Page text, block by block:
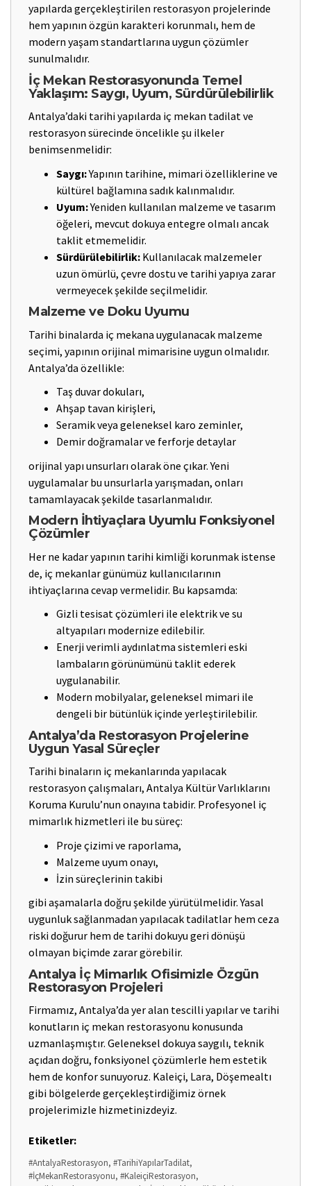
yapılarda gerçekleştirilen restorasyon projelerinde
hem yapının özgün karakteri korunmalı, hem de
modern yaşam standartlarına uygun çözümler
sunulmalıdır.
İç Mekan Restorasyonunda Temel
Yaklaşım: Saygı, Uyum, Sürdürülebilirlik
Antalya’daki tarihi yapılarda iç mekan tadilat ve
restorasyon sürecinde öncelikle şu ilkeler
benimsenmelidir:
Saygı:Yapının tarihine, mimari özelliklerine ve
kültürel bağlamına sadık kalınmalıdır.
Uyum:Yeniden kullanılan malzeme ve tasarım
öğeleri, mevcut dokuya entegre olmalı ancak
taklit etmemelidir.
Sürdürülebilirlik: Kullanılacak malzemeler
uzun ömürlü, çevre dostu ve tarihi yapıya zarar
vermeyecek şekilde seçilmelidir.
Malzeme ve Doku Uyumu
Tarihi binalarda iç mekana uygulanacak malzeme
seçimi, yapının orijinal mimarisine uygun olmalıdır.
Antalya’da özellikle:
Taş duvar dokuları,
Ahşap tavan kirişleri,
Seramik veya geleneksel karo zeminler,
Demir doğramalar ve ferforje detaylar
orijinal yapı unsurları olarak öne çıkar. Yeni
uygulamalar bu unsurlarla yarışmadan, onları
tamamlayacak şekilde tasarlanmalıdır.
Modern İhtiyaçlara Uyumlu Fonksiyonel
Çözümler
Her ne kadar yapının tarihi kimliği korunmak istense
de, iç mekanlar günümüz kullanıcılarının
ihtiyaçlarına cevap vermelidir. Bu kapsamda:
Gizli tesisat çözümleri ile elektrik ve su
altyapıları modernize edilebilir.
Enerji verimli aydınlatma sistemleri eski
lambaların görünümünü taklit ederek
uygulanabilir.
Modern mobilyalar, geleneksel mimari ile
dengeli bir bütünlük içinde yerleştirilebilir.
Antalya’da Restorasyon Projelerine
Uygun Yasal Süreçler
Tarihi binaların iç mekanlarında yapılacak
restorasyon çalışmaları, Antalya Kültür Varlıklarını
Koruma Kurulu’nun onayına tabidir. Profesyonel iç
mimarlık hizmetleri ile bu süreç:
Proje çizimi ve raporlama,
Malzeme uyum onayı,
İzin süreçlerinin takibi
gibi aşamalarla doğru şekilde yürütülmelidir. Yasal
uygunluk sağlanmadan yapılacak tadilatlar hem ceza
riski doğurur hem de tarihi dokuyu geri dönüşü
olmayan biçimde zarar görebilir.
Antalya İç Mimarlık Ofisimizle Özgün
Restorasyon Projeleri
Firmamız, Antalya’da yer alan tescilli yapılar ve tarihi
konutların iç mekan restorasyonu konusunda
uzmanlaşmıştır. Geleneksel dokuya saygılı, teknik
açıdan doğru, fonksiyonel çözümlerle hem estetik
hem de konfor sunuyoruz. Kaleiçi, Lara, Döşemealtı
gibi bölgelerde gerçekleştirdiğimiz örnek
projelerimizle hizmetinizdeyiz.
Etiketler:
#AntalyaRestorasyon, #TarihiYapılarTadilat,
#İçMekanRestorasyonu, #KaleiçiRestorasyon,